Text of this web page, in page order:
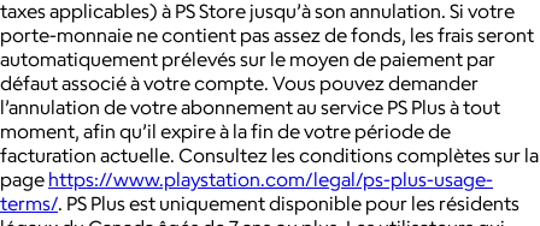
taxes applicables) à PS Store jusqu’à son annulation. Si votre
porte-monnaie ne contient pas assez de fonds, les frais seront
automatiquement prélevés sur le moyen de paiement par
défaut associé à votre compte. Vous pouvez demander
l’annulation de votre abonnement au service PS Plus à tout
moment, afin qu’il expire à la fin de votre période de
facturation actuelle. Consultez les conditions complètes sur la
page https://www.playstation.com/legal/ps-plus-usage-
terms/. PS Plus est uniquement disponible pour les résidents